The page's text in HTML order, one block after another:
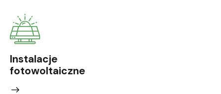
Instalacje
fotowoltaiczne